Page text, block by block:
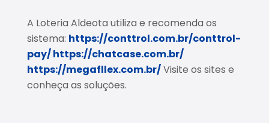
A Loteria Aldeota utiliza e recomenda os
sistema: https://conttrol.com.br/conttrol-
pay/https://chatcase.com.br/
https://megafllex.com.br/Visite os sites e
conheça as soluções.